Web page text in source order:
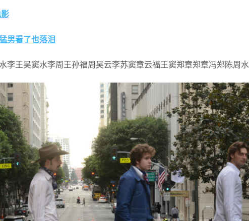
男看了也落泪
李王吴窦水李周王孙福周吴云李苏窦章云福王窦郑章郑章冯郑陈周水